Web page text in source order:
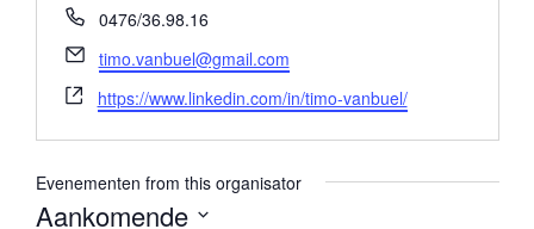
Telefoon
0476/36.98.16
E-
mail
timo.vanbuel@gmail.com
Website
https://www.linkedin.com/in/timo-vanbuel/
Evenementen from this organisator
Aankomende